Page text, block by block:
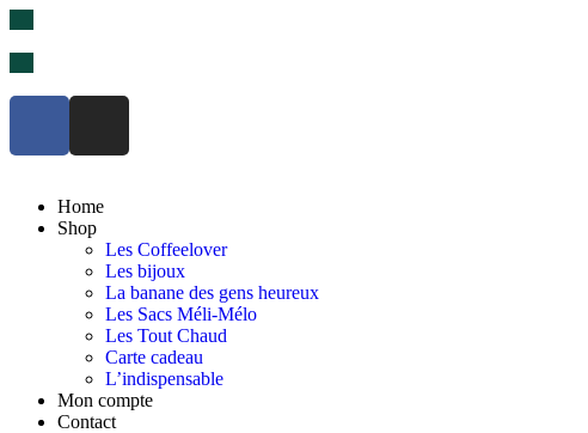
Home
Shop
Les Coffeelover
Les bijoux
La banane des gens heureux
Les Sacs Méli-Mélo
Les Tout Chaud
Carte cadeau
L’indispensable
Mon compte
Contact